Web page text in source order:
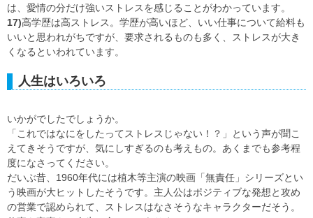
は、愛情の分だけ強いストレスを感じることがわかっています。
17)高学歴は高ストレス。学歴が高いほど、いい仕事について給料も
いいと思われがちですが、要求されるものも多く、ストレスが大き
くなるといわれています。
人生はいろいろ
いかがでしたでしょうか。
「これではなにをしたってストレスじゃない！？」という声が聞こ
えてきそうですが、気にしすぎるのも考えもの。あくまでも参考程
度になさってください。
だいぶ昔、1960年代には植木等主演の映画「無責任」シリーズとい
う映画が大ヒットしたそうです。主人公はポジティブな発想と攻め
の営業で認められて、ストレスはなさそうなキャラクターだそう。